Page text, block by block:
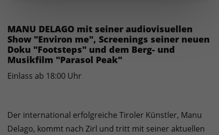
MANU DELAGO mit seiner audiovisuellen
Show "Environ me", Screenings seiner neuen
Doku "Footsteps" und dem Berg- und
Musikfilm "Parasol Peak"
Einlass ab 18:00 Uhr
Der international erfolgreiche Tiroler Künstler, Manu
Delago, kommt nach Zirl und tritt mit seiner aktuellen